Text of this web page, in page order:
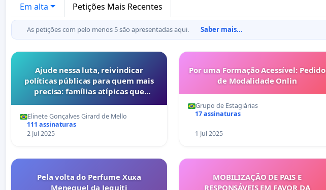
Em alta Petições Mais Recentes
As petições com pelo menos 5 são apresentadas aqui. Saber mais...
Ajude nessa luta, reivindicar
políticas públicas para quem mais
precisa: famílias atípicas que
saúde e educação pública. Assine e
compartilhe
Elinete Gonçalves Girard de Mello
111 assinaturas
2 Jul 2025
Por uma Formação Acessível: Pedido
de Modalidade Onlin
Grupo de Estagiárias
17 assinaturas
1 Jul 2025
Pela volta do Perfume Xuxa
Meneguel da Jequiti
MOBILIZAÇÃO DE PAIS E
RESPONSÁVEIS EM FAVOR DA